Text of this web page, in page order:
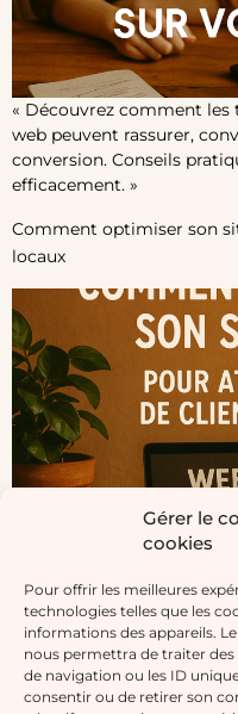
Gérer le
cookies
Pour offrir les meilleures
technologies telles que les
informations des appareils.
nous permettra de traiter
de navigation ou les ID
consentir ou de retirer son
« Découvrez comment
web peuvent rassurer,
conversion. Conseils
efficacement. »
Comment optimiser son
locaux
Artisans, artistes,
améliorer votre
près de chez vous grâce à